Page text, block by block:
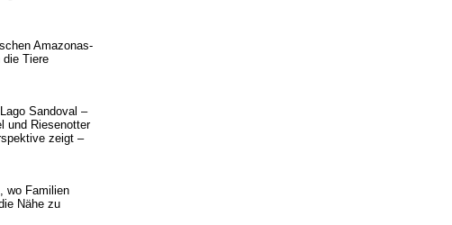
Amazonas-
die Tiere
Sandoval –
und Riesenotter
zeigt –
wo Familien
Nähe zu